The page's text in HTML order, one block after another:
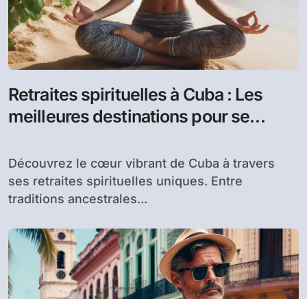
Retraites spirituelles à Cuba : Les
meilleures destinations pour se
Découvrez le cœur vibrant de Cuba à travers
ses retraites spirituelles uniques. Entre
traditions ancestrales...